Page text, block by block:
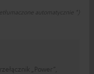
automatycznie *)
„Power”,